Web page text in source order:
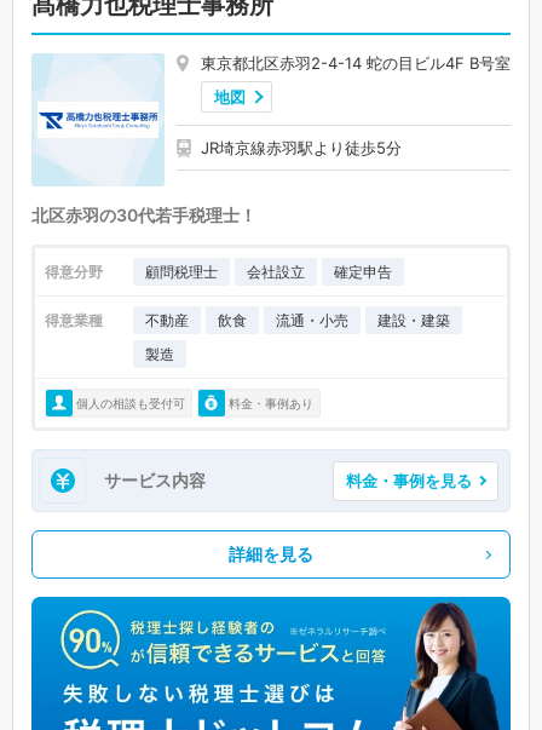
東京都北区赤羽2-4-14 蛇の目ビル4F B号室
地図
JR埼京線赤羽駅より徒歩5分
北区赤羽の30代若手税理士！
得意分野 顧問税理士 会社設立 確定申告
得意業種 不動産 飲食 流通・小売
建設・建築
製造
個人の相談も受付可 料金・事例あり
サービス内容 料金・事例を見る
詳細を見る